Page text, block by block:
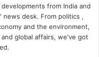
from India and
news desk. From politics ,
and the environment,
global affairs, we've got